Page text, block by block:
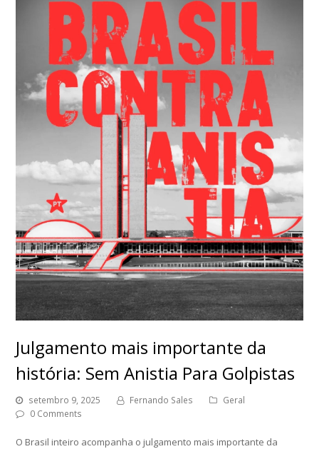
Julgamento mais importante da
história: Sem Anistia Para Golpistas
setembro 9, 2025 Fernando Sales
Geral
0 Comments
O Brasil inteiro acompanha o julgamento mais importante da